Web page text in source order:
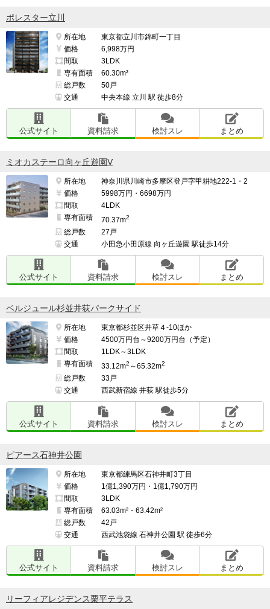
ポレスター立川
所在地
東京都立川市錦町一丁目
価格
6,998万円
間取
3LDK
専有面積
60.30m²
総戸数
50戸
交通
中央本線 立川 駅 徒歩8分
公式サイト 資料請求 検討スレ まとめ
ミオカステーロ向ヶ丘遊園V
所在地
神奈川県川崎市多摩区登戸字甲耕地222-1・2
価格
5998万円・6698万円
間取
4LDK
専有面積
70.37m2
総戸数
27戸
交通
小田急小田原線 向ヶ丘遊園 駅徒歩14分
公式サイト 資料請求 検討スレ まとめ
ベルジュール杉並井荻パークサイド
所在地
東京都杉並区井草４-10ほか
価格
4500万円台～9200万円台（予定）
間取
1LDK～3LDK
専有面積
33.12m2 ～65.32m2
総戸数
33戸
交通
西武新宿線 井荻 駅徒歩5分
公式サイト 資料請求 検討スレ まとめ
ピアース石神井公園
所在地
東京都練馬区石神井町3丁目
価格
1億1,390万円・1億1,790万円
間取
3LDK
専有面積
63.03m²・63.42m²
総戸数
42戸
交通
西武池袋線 石神井公園 駅 徒歩6分
公式サイト 資料請求 検討スレ まとめ
リーフィアレジデンス栗平テラス